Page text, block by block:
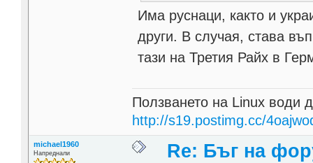
Има руснаци, както и
други. В случая, става
тази на Третия Райх в
Ползването на Linux води
http://s19.postimg.cc/
michael1960
Напреднали
Re: Бъг на